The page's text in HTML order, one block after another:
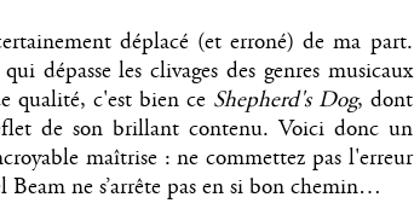
déplacé (et erroné) de ma part.
dépasse les clivages des genres musicaux
qualité, c'est bien ce Shepherd's Dog, dont
de son brillant contenu. Voici donc un
maîtrise : ne commettez pas l'erreur
ne s’arrête pas en si bon chemin…